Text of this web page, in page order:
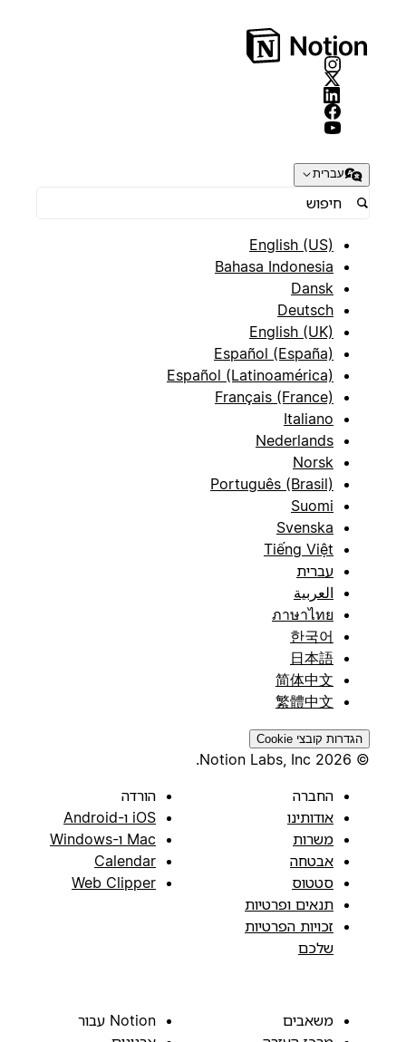
עברית
English (US)
Bahasa Indonesia
Dansk
Deutsch
English (UK)
Español (España)
Español (Latinoamérica)
Français (France)
Italiano
Nederlands
Norsk
Português (Brasil)
Suomi
Svenska
Tiếng Việt
עברית
العربية
ภาษาไทย
한국어
日本語
简体中文
繁體中文
הגדרות קובצי Cookie
© 2026 Notion Labs, Inc.
החברה
אודותינו
משרות
אבטחה
סטטוס
תנאים ופרטיות
זכויות הפרטיות
שלכם
הורדה
iOS ו-Android
Mac ו-Windows
Calendar
Web Clipper
משאבים
Notion עבור